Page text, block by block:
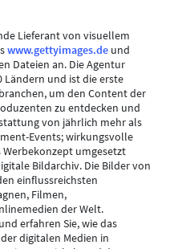
Lieferant von visuellem
www.gettyimages.de und
Dateien an. Die Agentur
Ländern und ist die erste
um den Content der
zu entdecken und
von jährlich mehr als
Events; wirkungsvolle
umgesetzt
Bildarchiv. Die Bilder von
einflussreichsten
Filmen,
der Welt.
und erfahren Sie, wie das
digitalen Medien in